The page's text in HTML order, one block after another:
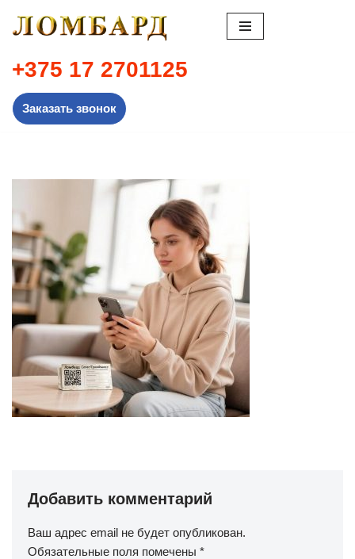
к
содержимому
+375 17 2701125
Заказать звонок
Добавить комментарий
Ваш адрес email не будет опубликован.
Обязательные поля помечены *